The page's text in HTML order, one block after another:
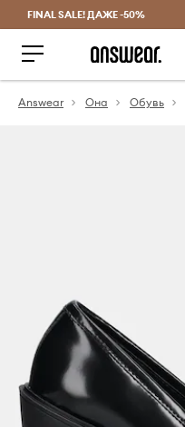
FINAL SALE! ДАЖЕ -50%
Answear Она Обувь